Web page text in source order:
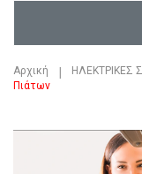
Αρχική ΗΛΕΚΤΡΙΚΕΣ
Πιάτων